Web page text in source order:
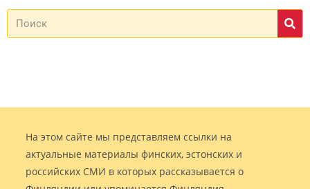
На этом сайте мы представляем ссылки на
актуальные материалы финских, эстонских и
российских СМИ в которых рассказывается о